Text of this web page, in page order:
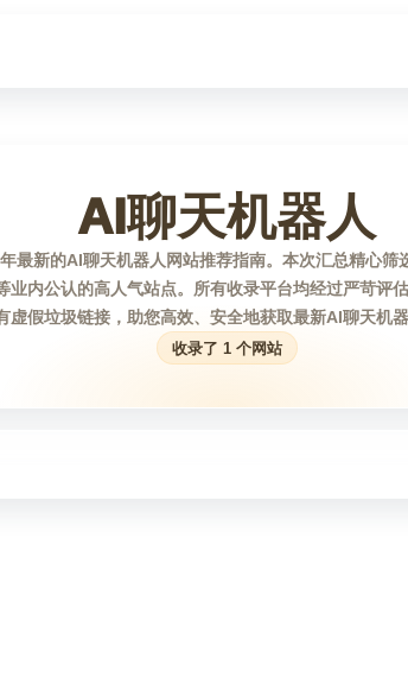
AI聊天机器人
最新的AI聊天机器人网站推荐指南。本次汇总精心筛
业内公认的高人气站点。所有收录平台均经过严苛评
虚假垃圾链接，助您高效、安全地获取最新AI聊天机器
收录了 1 个网站